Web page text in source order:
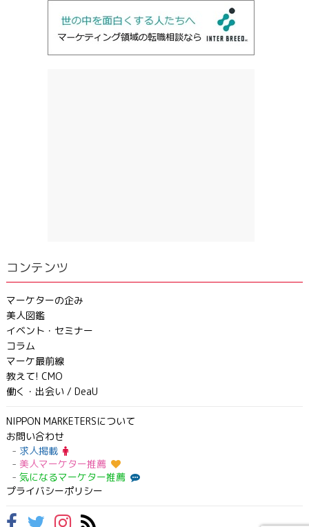
コンテンツ
マーケターの企み
美人図鑑
イベント・セミナー
コラム
マーケ最前線
教えて! CMO
働く・出会い / DeaU
NIPPON MARKETERSについて
お問い合わせ
求人掲載
美人マーケター推薦
気になるマーケター推薦
プライバシーポリシー